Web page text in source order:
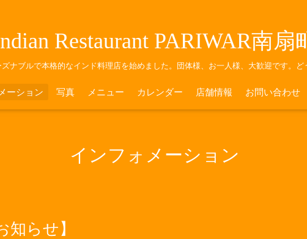
Restaurant PARIWAR南扇
ナブルで本格的なインド料理店を始めました。団体様、お一人様、大歓迎です。ど
ーション 写真 メニュー カレンダー 店舗情報 お問い合わせ
インフォメーション
知らせ】